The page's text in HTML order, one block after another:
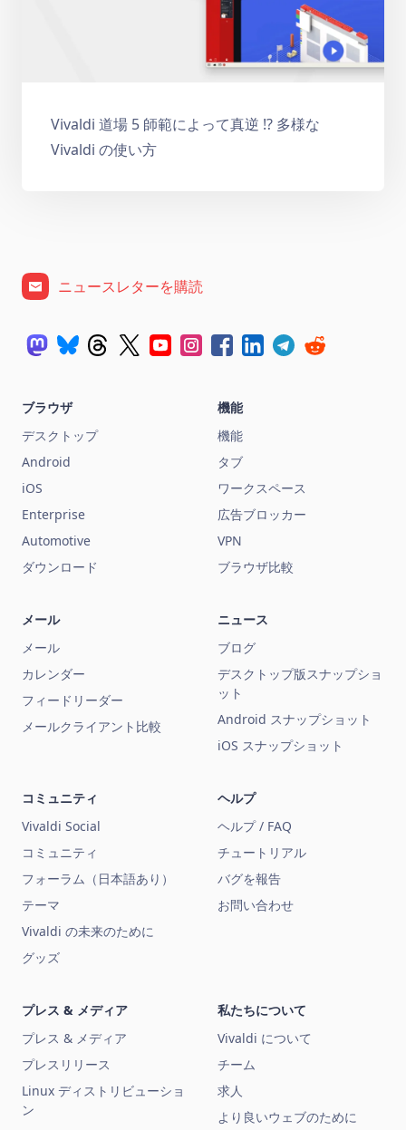
Vivaldi 道場 5 師範によって真逆 !? 多様な
Vivaldi の使い方
ニュースレターを購読
ブラウザ
デスクトップ
Android
iOS
Enterprise
Automotive
ダウンロード
機能
機能
タブ
ワークスペース
広告ブロッカー
VPN
ブラウザ比較
メール
メール
カレンダー
フィードリーダー
メールクライアント比較
ニュース
ブログ
デスクトップ版スナップショ
ット
Android スナップショット
iOS スナップショット
コミュニティ
Vivaldi Social
コミュニティ
フォーラム（日本語あり）
テーマ
Vivaldi の未来のために
グッズ
ヘルプ
ヘルプ / FAQ
チュートリアル
バグを報告
お問い合わせ
プレス & メディア
プレス & メディア
プレスリリース
Linux ディストリビューショ
ン
私たちについて
Vivaldi について
チーム
求人
より良いウェブのために